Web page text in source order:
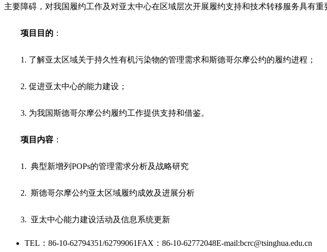
主要障碍，对我国履约工作及对亚太中心在区域层次开展履约支持和技术转移服务具有重
项目目的 ：
1. 了解亚太区域关于持久性有机污染物的管理需求和斯德哥尔摩公约的履约进程；
2. 促进亚太中心的能力建设；
3. 为我国斯德哥尔摩公约履约工作提供支持和借鉴。
项目内容 ：
1. 典型新增列POPs的管理需求分析及战略研究
2. 斯德哥尔摩公约亚太区域履约成效及进展分析
3. 亚太中心能力建设活动及信息系统更新
TEL：86-10-62794351/62799061FAX：86-10-62772048E-mail:bcrc@tsinghua.edu.cn